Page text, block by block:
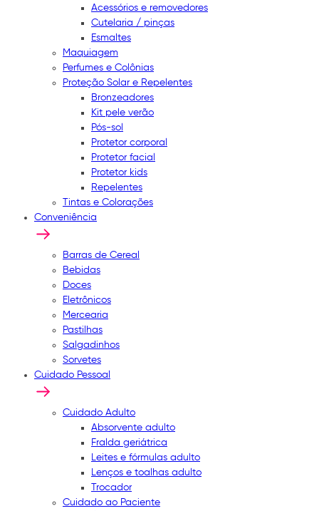
Acessórios e removedores
Cutelaria / pinças
Esmaltes
Maquiagem
Perfumes e Colônias
Proteção Solar e Repelentes
Bronzeadores
Kit pele verão
Pós-sol
Protetor corporal
Protetor facial
Protetor kids
Repelentes
Tintas e Colorações
Conveniência
Barras de Cereal
Bebidas
Doces
Eletrônicos
Mercearia
Pastilhas
Salgadinhos
Sorvetes
Cuidado Pessoal
Cuidado Adulto
Absorvente adulto
Fralda geriátrica
Leites e fórmulas adulto
Lenços e toalhas adulto
Trocador
Cuidado ao Paciente